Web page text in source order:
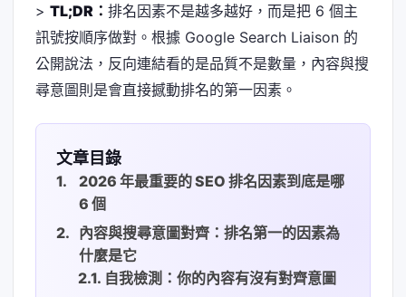
> TL;DR： 排名因素不是越多越好，而是把 6 個主
訊號按順序做對。根據 Google Search Liaison 的
公開說法，反向連結看的是品質不是數量，內容與搜
尋意圖則是會直接撼動排名的第一因素。
文章目錄
2026 年最重要的 SEO 排名因素到底是哪
6 個
內容與搜尋意圖對齊：排名第一的因素為
什麼是它
自我檢測：你的內容有沒有對齊意圖